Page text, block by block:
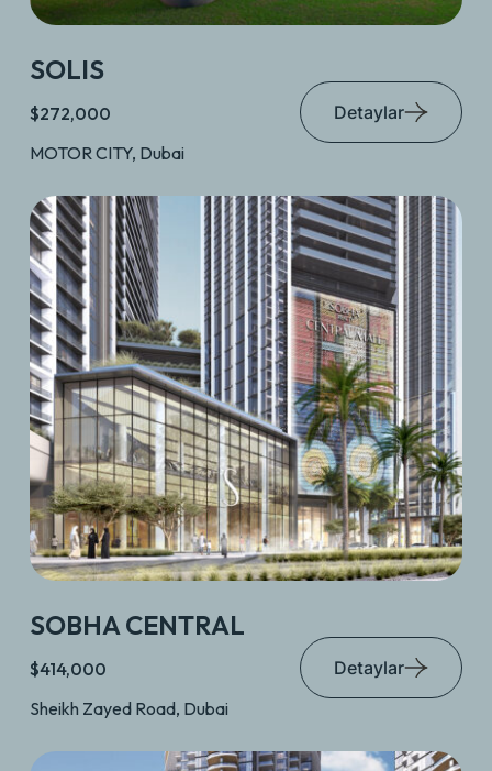
SOLIS
$272,000
MOTOR CITY, Dubai
Detaylar
SOBHA CENTRAL
$414,000
Sheikh Zayed Road, Dubai
Detaylar